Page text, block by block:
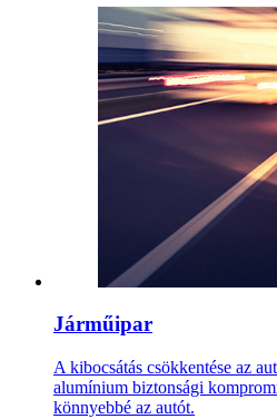
Járműipar
A kibocsátás csökkentése az
alumínium biztonsági
könnyebbé az autót.